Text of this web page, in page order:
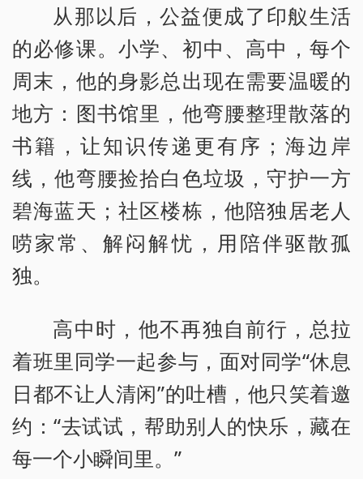
从那以后，公益便成了印舣生活
的必修课。小学、初中、高中，每个
周末，他的身影总出现在需要温暖的
地方：图书馆里，他弯腰整理散落的
书籍，让知识传递更有序；海边岸
线，他弯腰捡拾白色垃圾，守护一方
碧海蓝天；社区楼栋，他陪独居老人
唠家常、解闷解忧，用陪伴驱散孤
独。
高中时，他不再独自前行，总拉
着班里同学一起参与，面对同学“休息
日都不让人清闲”的吐槽，他只笑着邀
约：“去试试，帮助别人的快乐，藏在
每一个小瞬间里。”